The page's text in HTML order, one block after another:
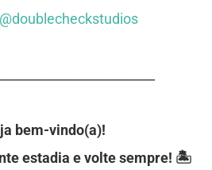
@doublecheckstudios
bem-vindo(a)!
estadia e volte sempre! 🏝️